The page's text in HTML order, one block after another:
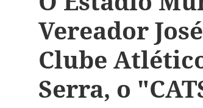
Vereador
Clube
Serra, o